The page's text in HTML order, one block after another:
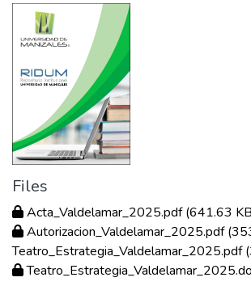
Files
Acta_Valdelamar_2025.pdf(641.63
Autorizacion_Valdelamar_2025.pdf
Teatro_Estrategia_Valdelamar_2025.pdf